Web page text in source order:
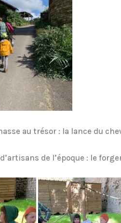
au trésor : la lance du
de l’époque : le